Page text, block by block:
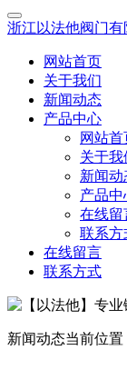
浙江以法他阀门有
网站首页
关于我们
新闻动态
产品中心
网站首
关于我
新闻动
产品中
在线留
联系方
在线留言
联系方式
新闻动态当前位置